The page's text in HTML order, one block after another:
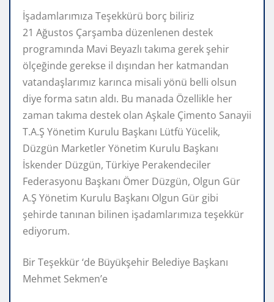
İşadamlarımıza Teşekkürü borç biliriz
21 Ağustos Çarşamba düzenlenen destek
programında Mavi Beyazlı takıma gerek şehir
ölçeğinde gerekse il dışından her katmandan
vatandaşlarımız karınca misali yönü belli olsun
diye forma satın aldı. Bu manada Özellikle her
zaman takıma destek olan Aşkale Çimento Sanayii
T.A.Ş Yönetim Kurulu Başkanı Lütfü Yücelik,
Düzgün Marketler Yönetim Kurulu Başkanı
İskender Düzgün, Türkiye Perakendeciler
Federasyonu Başkanı Ömer Düzgün, Olgun Gür
A.Ş Yönetim Kurulu Başkanı Olgun Gür gibi
şehirde tanınan bilinen işadamlarımıza teşekkür
ediyorum.
Bir Teşekkür ‘de Büyükşehir Belediye Başkanı
Mehmet Sekmen’e